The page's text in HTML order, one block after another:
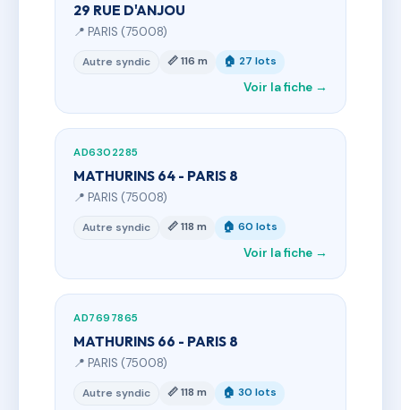
29 RUE D'ANJOU
📍 PARIS (75008)
Autre syndic 📏 116 m 🏠 27 lots
Voir la fiche →
AD6302285
MATHURINS 64 - PARIS 8
📍 PARIS (75008)
Autre syndic 📏 118 m 🏠 60 lots
Voir la fiche →
AD7697865
MATHURINS 66 - PARIS 8
📍 PARIS (75008)
Autre syndic 📏 118 m 🏠 30 lots